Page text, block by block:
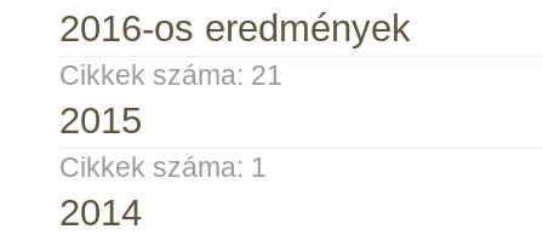
2016-os eredmények
Cikkek száma: 21
2015
Cikkek száma: 1
2014